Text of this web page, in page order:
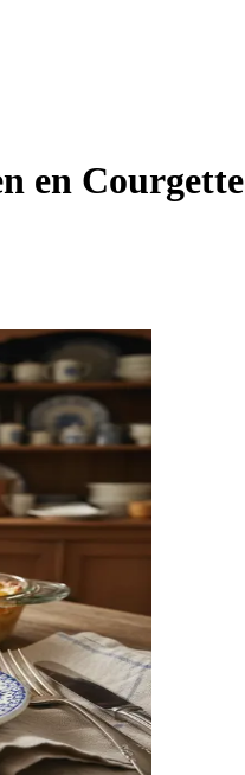
en Courgette